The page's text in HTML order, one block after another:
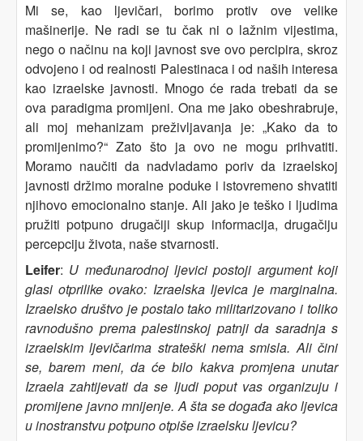
Mi se, kao ljevičari, borimo protiv ove velike
mašinerije. Ne radi se tu čak ni o lažnim vijestima,
nego o načinu na koji javnost sve ovo percipira, skroz
odvojeno i od realnosti Palestinaca i od naših interesa
kao izraelske javnosti. Mnogo će rada trebati da se
ova paradigma promijeni. Ona me jako obeshrabruje,
ali moj mehanizam preživljavanja je: „Kako da to
promijenimo?“ Zato što ja ovo ne mogu prihvatiti.
Moramo naučiti da nadvladamo poriv da izraelskoj
javnosti držimo moralne poduke i istovremeno shvatiti
njihovo emocionalno stanje. Ali jako je teško i ljudima
pružiti potpuno drugačiji skup informacija, drugačiju
percepciju života, naše stvarnosti.
Leifer: U međunarodnoj ljevici postoji argument koji
glasi otprilike ovako: Izraelska ljevica je marginalna.
Izraelsko društvo je postalo tako militarizovano i toliko
ravnodušno prema palestinskoj patnji da saradnja s
izraelskim ljevičarima strateški nema smisla. Ali čini
se, barem meni, da će bilo kakva promjena unutar
Izraela zahtijevati da se ljudi poput vas organizuju i
promijene javno mnijenje. A šta se događa ako ljevica
u inostranstvu potpuno otpiše izraelsku ljevicu?